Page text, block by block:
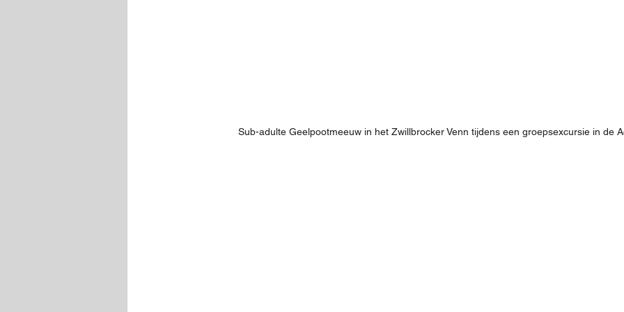
Sub-adulte Geelpootmeeuw in het Zwillbrocker Venn tijdens een groepsexcursie in de